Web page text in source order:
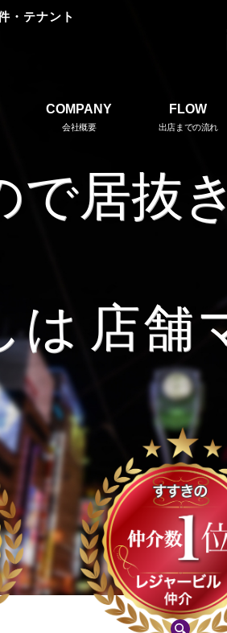
・テナント
COMPANY
会社概要
FLOW
出店までの流れ